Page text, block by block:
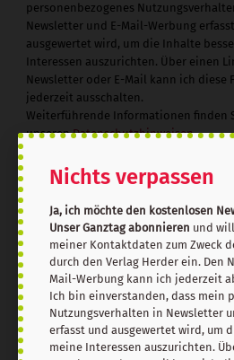
personenbezogenes
Newsletter und E-Mail-Werbung
ausgewertet wird, um die Inhalte
Interessen auszurichten. Über einen
Newsletter oder E-Mail kann ich diese
jederzeit ausschalten.
Weiterführende Informationen finden
unserenDatenschutzhinweisen.
E-MailNichts verpassen
Ja, ich möchte den kostenlosen
Unser Ganztag abonnieren und
meiner Kontaktdaten zum Zweck
durch den Verlag Herder ein. Den
Mail-Werbung kann ich jederzeit
Ich bin einverstanden, dass mein
Nutzungsverhalten in Newsletter
erfasst und ausgewertet wird, um
meine Interessen auszurichten.